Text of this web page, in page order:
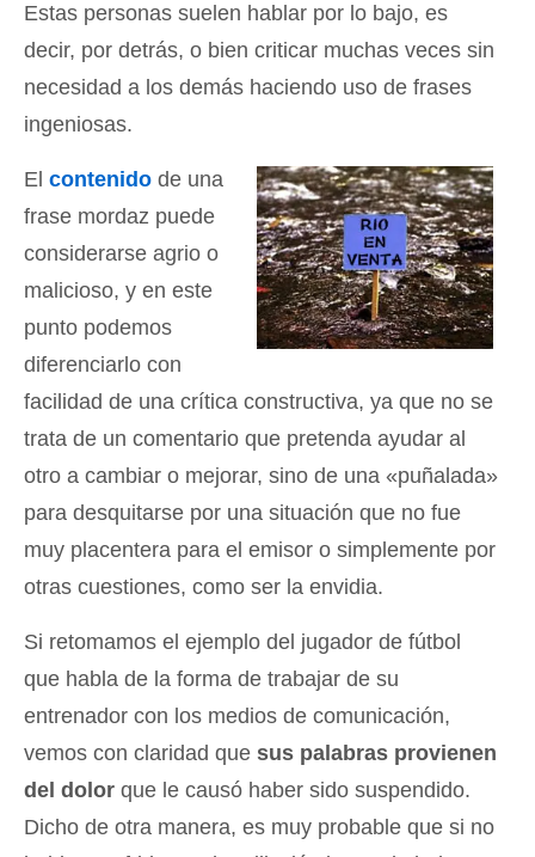
Estas personas suelen hablar por lo bajo, es
decir, por detrás, o bien criticar muchas veces sin
necesidad a los demás haciendo uso de frases
ingeniosas.
El contenido de una
frase mordaz puede
considerarse agrio o
malicioso, y en este
punto podemos
diferenciarlo con
facilidad de una crítica constructiva, ya que no se
trata de un comentario que pretenda ayudar al
otro a cambiar o mejorar, sino de una «puñalada»
para desquitarse por una situación que no fue
muy placentera para el emisor o simplemente por
otras cuestiones, como ser la envidia.
Si retomamos el ejemplo del jugador de fútbol
que habla de la forma de trabajar de su
entrenador con los medios de comunicación,
vemos con claridad que sus palabras provienen
del dolor que le causó haber sido suspendido.
Dicho de otra manera, es muy probable que si no